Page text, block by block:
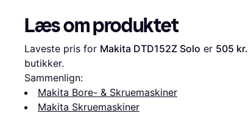
Læs om produktet
Laveste pris for Makita DTD152Z Solo er 505 kr.
butikker.
Sammenlign:
Makita Bore- & Skruemaskiner
Makita Skruemaskiner